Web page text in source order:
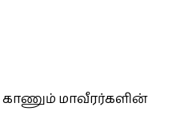
மாவீரர்களின்